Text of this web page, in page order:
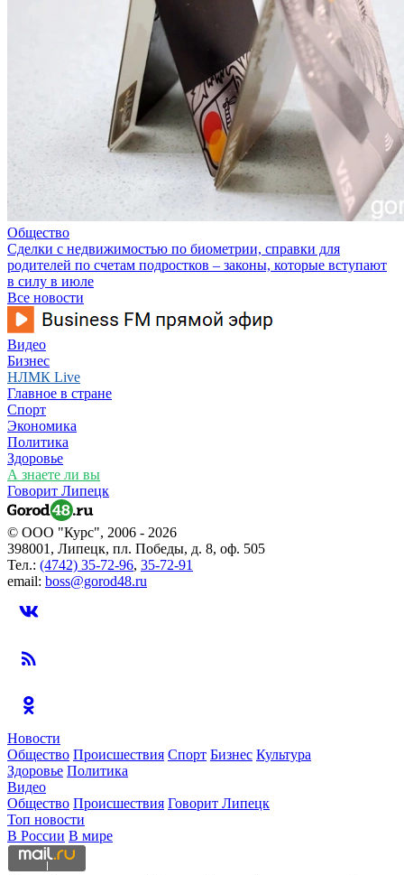
Общество
Сделки с недвижимостью по биометрии, справки для
родителей по счетам подростков – законы, которые вступают
в силу в июле
Все новости
Видео
Бизнес
НЛМК Live
Главное в стране
Спорт
Экономика
Политика
Здоровье
А знаете ли вы
Говорит Липецк
© ООО "Курс", 2006 - 2026
398001, Липецк, пл. Победы, д. 8, оф. 505
Тел.: (4742) 35-72-96, 35-72-91
email: boss@gorod48.ru
Новости
Общество Происшествия Спорт Бизнес Культура
Здоровье Политика
Видео
Общество Происшествия Говорит Липецк
Топ новости
В России В мире